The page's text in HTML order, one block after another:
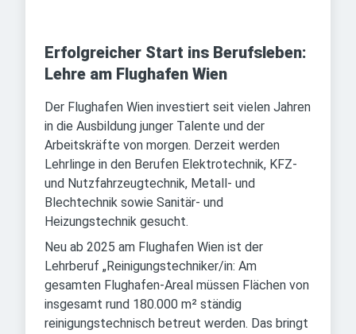
Erfolgreicher Start ins Berufsleben:
Lehre am Flughafen Wien
Der Flughafen Wien investiert seit vielen Jahren
in die Ausbildung junger Talente und der
Arbeitskräfte von morgen. Derzeit werden
Lehrlinge in den Berufen Elektrotechnik, KFZ-
und Nutzfahrzeugtechnik, Metall- und
Blechtechnik sowie Sanitär- und
Heizungstechnik gesucht.
Neu ab 2025 am Flughafen Wien ist der
Lehrberuf „Reinigungstechniker/in: Am
gesamten Flughafen-Areal müssen Flächen von
insgesamt rund 180.000 m² ständig
reinigungstechnisch betreut werden. Das bringt